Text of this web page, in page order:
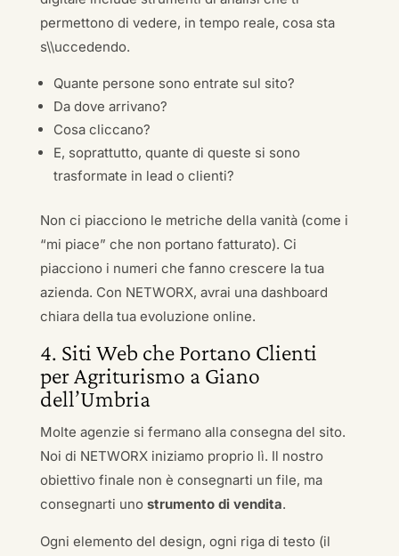
permettono di vedere, in tempo reale, cosa sta
s\\uccedendo.
Quante persone sono entrate sul sito?
Da dove arrivano?
Cosa cliccano?
E, soprattutto, quante di queste si sono
trasformate in lead o clienti?
Non ci piacciono le metriche della vanità (come i
“mi piace” che non portano fatturato). Ci
piacciono i numeri che fanno crescere la tua
azienda. Con NETWORX, avrai una dashboard
chiara della tua evoluzione online.
4. Siti Web che Portano Clienti
per Agriturismo a Giano
dell’Umbria
Molte agenzie si fermano alla consegna del sito.
Noi di NETWORX iniziamo proprio lì. Il nostro
obiettivo finale non è consegnarti un file, ma
consegnarti uno strumento di vendita.
Ogni elemento del design, ogni riga di testo (il